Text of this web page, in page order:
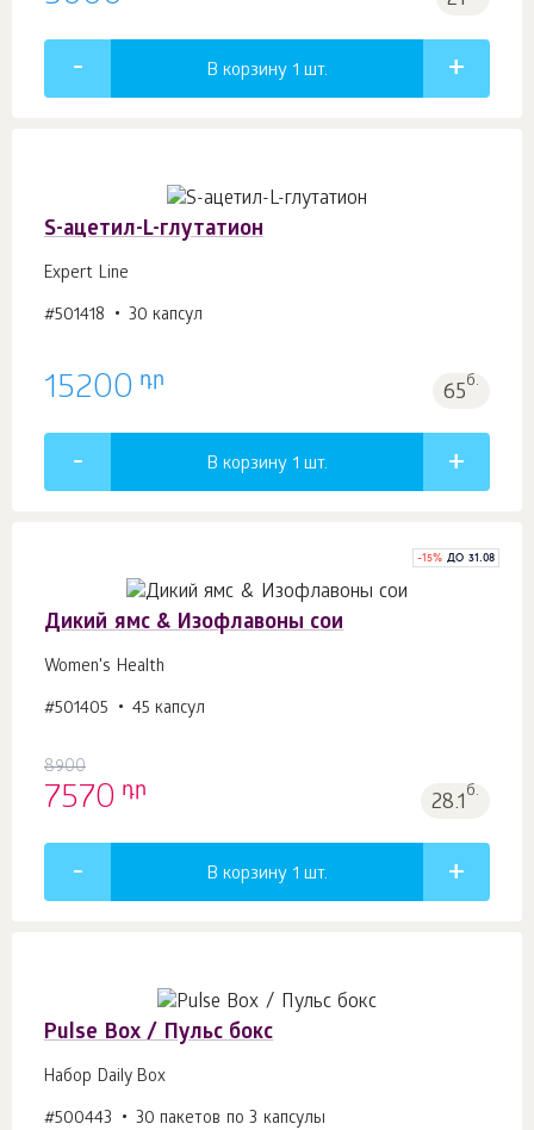
В корзину 1 шт.
S-ацетил-L-глутатион
Expert Line
#501418 30 капсул
15200 դր 65б.
В корзину 1 шт.
-15% ДО 31.08
Дикий ямс & Изофлавоны сои
Women's Health
#501405 45 капсул
8900
7570 դր 28.1б.
В корзину 1 шт.
Pulse Box / Пульс бокс
Набор Daily Box
#500443 30 пакетов по 3 капсулы